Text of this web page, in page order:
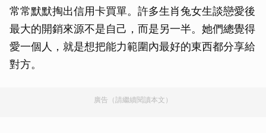
常常默默掏出信用卡買單。許多生肖兔女生談戀愛後
最大的開銷來源不是自己，而是另一半。她們總覺得
愛一個人，就是想把能力範圍內最好的東西都分享給
對方。
廣告（請繼續閱讀本文）